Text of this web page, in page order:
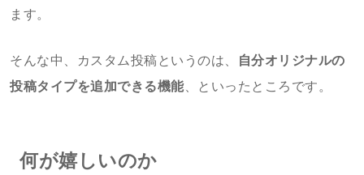
ます。
そんな中、カスタム投稿というのは、
自分オリジナルの
投稿タイプを追加できる機能、といったところです。
何が嬉しいのか